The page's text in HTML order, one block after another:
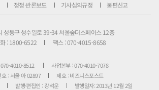
정정·반론보도 기사심의규정 불편신고
성동구 성수일로 39-34 서울숲더스페이스 12층
: 1800-6522
팩스 : 070-4015-8658
4010-8512
사업본부 : 070-4010-7078
호 : 서울 아 02897
제호 : 비즈니스포스트
발행·편집인 : 강석운 발행일자: 2013년 12월 2일